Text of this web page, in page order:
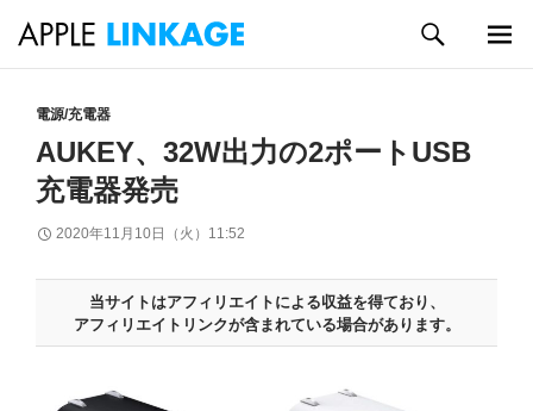
索
電源/充電器
AUKEY、32W出力の2ポートUSB
充電器発売
2020年11月10日（火）11:52
当サイトはアフィリエイトによる収益を得ており、
アフィリエイトリンクが含まれている場合があります。